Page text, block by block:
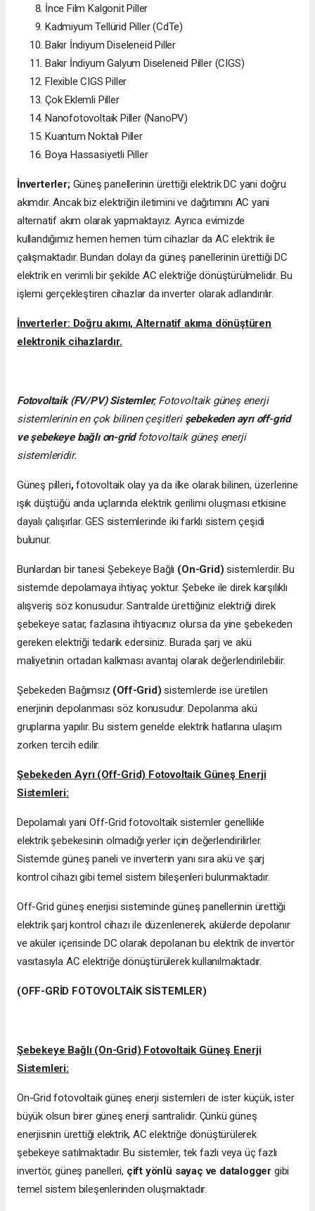
İnce Film Kalgonit Piller
Kadmiyum Tellürid Piller (CdTe)
Bakır İndiyum Diseleneid Piller
Bakır İndiyum Galyum Diseleneid Piller (CIGS)
Flexible CIGS Piller
Çok Eklemli Piller
Nanofotovoltaik Piller (NanoPV)
Kuantum Noktalı Piller
Boya Hassasiyetli Piller
İnverterler;Güneş panellerinin ürettiği elektrik DC yani doğru
akımdır. Ancak biz elektriğin iletimini ve dağıtımını AC yani
alternatif akım olarak yapmaktayız. Ayrıca evimizde
kullandığımız hemen hemen tüm cihazlar da AC elektrik ile
çalışmaktadır. Bundan dolayı da güneş panellerinin ürettiği DC
elektrik en verimli bir şekilde AC elektriğe dönüştürülmelidir. Bu
işlemi gerçekleştiren cihazlar da inverter olarak adlandırılır.
İnverterler: Doğru akımı, Alternatif akıma dönüştüren
elektronik cihazlardır.
Fotovoltaik (FV/PV) Sistemler; Fotovoltaik güneş enerji
sistemlerinin en çok bilinen çeşitleri şebekeden ayrı off-grid
ve şebekeye bağlı on-gridfotovoltaik güneş enerji
sistemleridir.
Güneş pilleri,fotovoltaik olay ya da ilke olarak bilinen, üzerlerine
ışık düştüğü anda uçlarında elektrik gerilimi oluşması etkisine
dayalı çalışırlar. GES sistemlerinde iki farklı sistem çeşidi
bulunur.
Bunlardan bir tanesi Şebekeye Bağlı (On-Grid) sistemlerdir. Bu
sistemde depolamaya ihtiyaç yoktur. Şebeke ile direk karşılıklı
alışveriş söz konusudur. Santralde ürettiğiniz elektriği direk
şebekeye satar, fazlasına ihtiyacınız olursa da yine şebekeden
gereken elektriği tedarik edersiniz. Burada şarj ve akü
maliyetinin ortadan kalkması avantaj olarak değerlendirilebilir.
Şebekeden Bağımsız (Off-Grid) sistemlerde ise üretilen
enerjinin depolanması söz konusudur. Depolanma akü
gruplarına yapılır. Bu sistem genelde elektrik hatlarına ulaşım
zorken tercih edilir.
Şebekeden Ayrı (Off-Grid) Fotovoltaik Güneş Enerji
Sistemleri:
Depolamalı yani Off-Grid fotovoltaik sistemler genellikle
elektrik şebekesinin olmadığı yerler için değerlendirilirler.
Sistemde güneş paneli ve inverterin yanı sıra akü ve şarj
kontrol cihazı gibi temel sistem bileşenleri bulunmaktadır.
Off-Grid güneş enerjisi sisteminde güneş panellerinin ürettiği
elektrik şarj kontrol cihazı ile düzenlenerek, akülerde depolanır
ve aküler içerisinde DC olarak depolanan bu elektrik de invertör
vasıtasıyla AC elektriğe dönüştürülerek kullanılmaktadır.
(OFF-GRİD FOTOVOLTAİK SİSTEMLER)
Şebekeye Bağlı (On-Grid) Fotovoltaik Güneş Enerji
Sistemleri:
On-Grid fotovoltaik güneş enerji sistemleri de ister küçük, ister
büyük olsun birer güneş enerji santralidir. Çünkü güneş
enerjisinin ürettiği elektrik, AC elektriğe dönüştürülerek
şebekeye satılmaktadır. Bu sistemler, tek fazlı veya üç fazlı
invertör, güneş panelleri, çift yönlü sayaç ve datalogger gibi
temel sistem bileşenlerinden oluşmaktadır.